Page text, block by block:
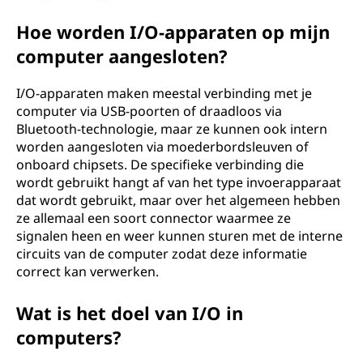
Hoe worden I/O-apparaten op mijn
computer aangesloten?
I/O-apparaten maken meestal verbinding met je
computer via USB-poorten of draadloos via
Bluetooth-technologie, maar ze kunnen ook intern
worden aangesloten via moederbordsleuven of
onboard chipsets. De specifieke verbinding die
wordt gebruikt hangt af van het type invoerapparaat
dat wordt gebruikt, maar over het algemeen hebben
ze allemaal een soort connector waarmee ze
signalen heen en weer kunnen sturen met de interne
circuits van de computer zodat deze informatie
correct kan verwerken.
Wat is het doel van I/O in
computers?